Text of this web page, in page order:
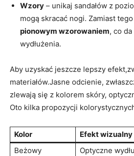
Wzory – unikaj sandałów z
mogą skracać nogi. Zamiast
pionowym wzorowaniem, co
wydłużenia.
Aby uzyskać jeszcze lepszy
materiałów.Jasne odcienie,
zlewają się z kolorem skóry,
Oto kilka propozycji
Kolor
Efekt wizualny
Beżowy
Optyczne